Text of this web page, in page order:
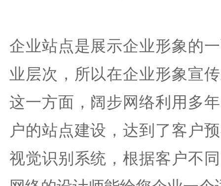
企业站点是展示企业形象的
业层次，所以在企业形象宣
这一方面，阔步网络利用多
户的站点建设，达到了客户
视觉识别系统，根据客户不